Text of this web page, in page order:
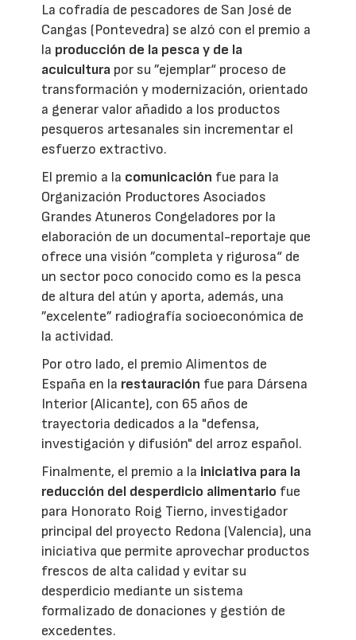
La cofradía de pescadores de San José de
Cangas (Pontevedra) se alzó con el premio a
la producción de la pesca y de la
acuicultura por su ”ejemplar“ proceso de
transformación y modernización, orientado
a generar valor añadido a los productos
pesqueros artesanales sin incrementar el
esfuerzo extractivo.
El premio a la comunicación fue para la
Organización Productores Asociados
Grandes Atuneros Congeladores por la
elaboración de un documental-reportaje que
ofrece una visión ”completa y rigurosa“ de
un sector poco conocido como es la pesca
de altura del atún y aporta, además, una
”excelente” radiografía socioeconómica de
la actividad.
Por otro lado, el premio Alimentos de
España en la restauración fue para Dársena
Interior (Alicante), con 65 años de
trayectoria dedicados a la "defensa,
investigación y difusión" del arroz español.
Finalmente, el premio a la iniciativa para la
reducción del desperdicio alimentario fue
para Honorato Roig Tierno, investigador
principal del proyecto Redona (Valencia), una
iniciativa que permite aprovechar productos
frescos de alta calidad y evitar su
desperdicio mediante un sistema
formalizado de donaciones y gestión de
excedentes.